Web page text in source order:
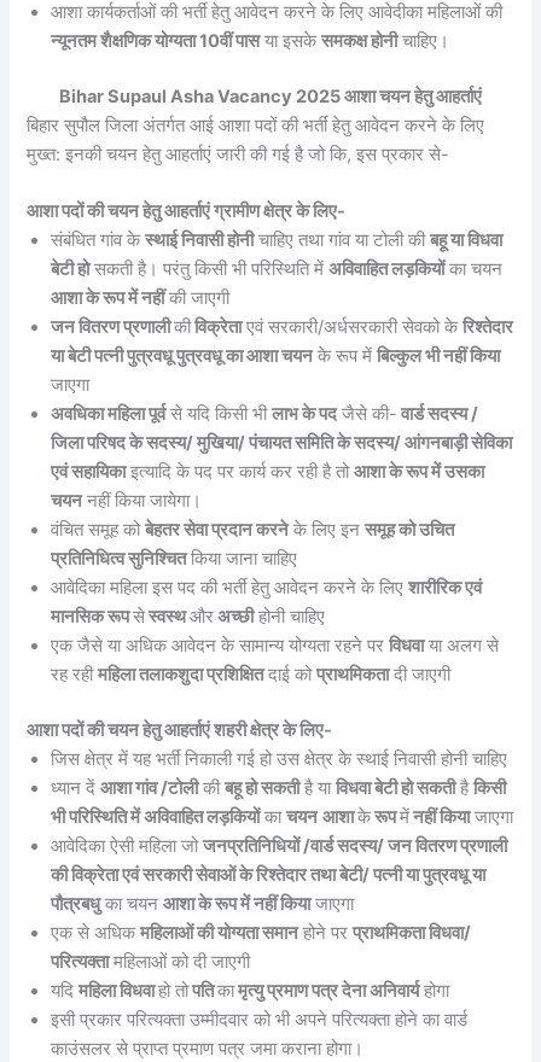
आशा कार्यकर्ताओं की भर्ती हेतु आवेदन करने के लिए आवेदीका महिलाओं की
न्यूनतम शैक्षणिक योग्यता 10वीं पासया इसकेसमकक्ष होनीचाहिए।
Bihar Supaul Asha Vacancy 2025 आशा चयन हेतु आहर्ताएं
बिहार सुपौल जिला अंतर्गत आई आशा पदों की भर्ती हेतु आवेदन करने के लिए
मुख्त: इनकी चयन हेतु आहर्ताएं जारी की गई है जो कि, इस प्रकार से-
आशा पदों की चयन हेतु आहर्ताएं ग्रामीण क्षेत्र के लिए-
संबंधित गांव केस्थाई निवासी होनीचाहिए तथा गांव या टोली कीबहू या विधवा
बेटी होसकती है। परंतु किसी भी परिस्थिति मेंअविवाहित लड़कियोंका चयन
आशा के रूप में नहींकी जाएगी
जन वितरण प्रणालीकीविक्रेताएवं सरकारी/अर्धसरकारी सेवको केरिश्तेदार
या बेटी पत्नी पुत्रवधू पुत्रवधू का आशा चयनके रूप मेंबिल्कुल भी नहीं किया
जाएगा
अवधिका महिला पूर्वसे यदि किसी भीलाभ के पदजैसे की- वार्ड सदस्य /
जिला परिषद के सदस्य/ मुखिया/ पंचायत समिति के सदस्य/ आंगनबाड़ी सेविका
एवं सहायिकाइत्यादि के पद पर कार्य कर रही है तोआशा के रूप में उसका
चयननहीं किया जायेगा।
वंचित समूह कोबेहतर सेवा प्रदान करनेके लिए इनसमूह को उचित
प्रतिनिधित्व सुनिश्चितकिया जाना चाहिए
आवेदिका महिला इस पद की भर्ती हेतु आवेदन करने के लिएशारीरिक एवं
मानसिक रूपसेस्वस्थऔरअच्छीहोनी चाहिए
एक जैसे या अधिक आवेदन के सामान्य योग्यता रहने परविधवाया अलग से
रह रहीमहिला तलाकशुदा प्रशिक्षितदाई कोप्राथमिकतादी जाएगी
आशा पदों की चयन हेतु आहर्ताएं शहरी क्षेत्र के लिए-
जिस क्षेत्र में यह भर्ती निकाली गई हो उस क्षेत्र के स्थाई निवासी होनी चाहिए
ध्यान देंआशा गांव /टोलीकीबहू हो सकतीहै याविधवा बेटी हो सकतीहैकिसी
भी परिस्थिति में अविवाहित लड़कियोंकाचयन आशाकेरूपमेंनहीं कियाजाएगा
आवेदिका ऐसी महिला जोजनप्रतिनिधियों /वार्ड सदस्य/ जन वितरण प्रणाली
की विक्रेता एवं सरकारी सेवाओं के रिश्तेदार तथा बेटी/ पत्नी या पुत्रवधू या
पौत्रबधुका चयनआशा के रूप में नहीं कियाजाएगा
एक से अधिकमहिलाओं की योग्यता समानहोने परप्राथमिकता विधवा/
परित्यक्तामहिलाओं को दी जाएगी
यदिमहिला विधवाहो तोपतिकामृत्यु प्रमाण पत्र देना अनिवार्यहोगा
इसी प्रकार परित्यक्ता उम्मीदवार को भी अपने परित्यक्ता होने का वार्ड
काउंसलर से प्राप्त प्रमाण पत्र जमा कराना होगा।